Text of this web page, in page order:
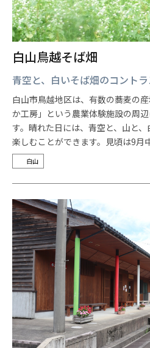
白山鳥越そば畑
青空と、白いそば畑のコント
白山市鳥越地区は、有数の蕎麦の
か工房」という農業体験施設の周
す。晴れた日には、青空と、山と
楽しむことができます。見頃は9月
白山